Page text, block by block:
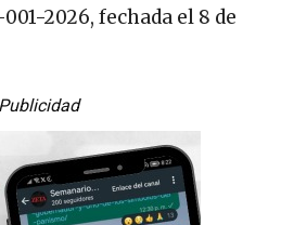
2026, fechada el 8 de
Publicidad